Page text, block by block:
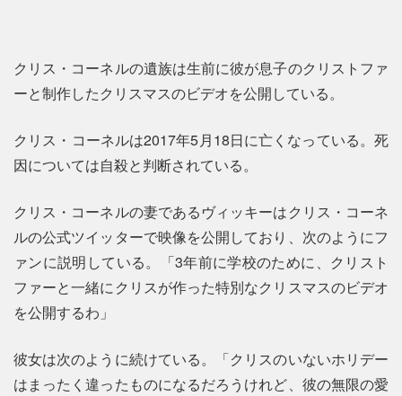
クリス・コーネルの遺族は生前に彼が息子のクリストファ
ーと制作したクリスマスのビデオを公開している。
クリス・コーネルは2017年5月18日に亡くなっている。死
因については自殺と判断されている。
クリス・コーネルの妻であるヴィッキーはクリス・コーネ
ルの公式ツイッターで映像を公開しており、次のようにフ
ァンに説明している。「3年前に学校のために、クリスト
ファーと一緒にクリスが作った特別なクリスマスのビデオ
を公開するわ」
彼女は次のように続けている。「クリスのいないホリデー
はまったく違ったものになるだろうけれど、彼の無限の愛